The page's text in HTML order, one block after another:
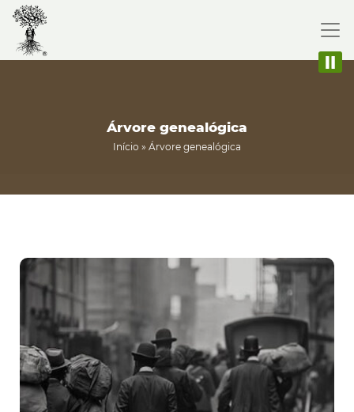
Árvore genealógica
Início » Árvore genealógica